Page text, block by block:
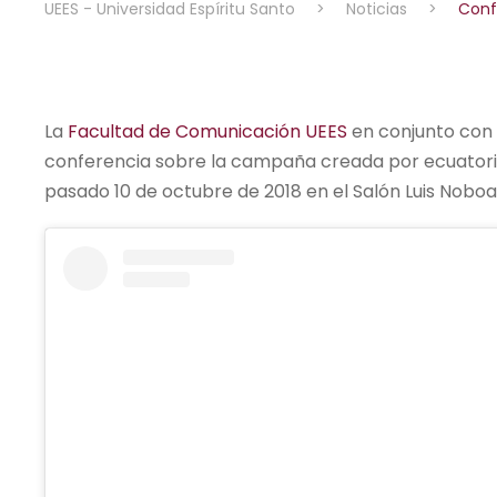
UEES - Universidad Espíritu Santo > Noticias >
La Facultad de Comunicación UEES en conjunto
conferencia sobre la campaña creada por
pasado 10 de octubre de 2018 en el Salón Luis